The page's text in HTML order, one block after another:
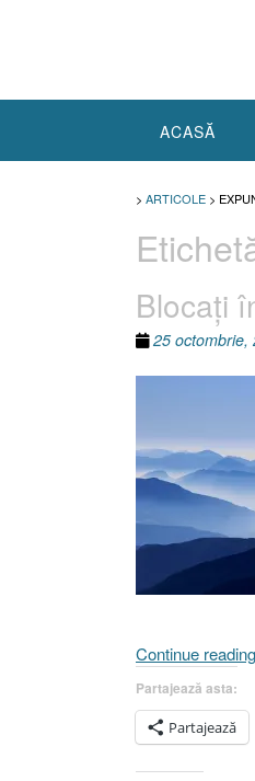
ACASĂ
> ARTICOLE >
Blocaţi
25 octombrie,
Continue reading
Partajează asta:
Partajează